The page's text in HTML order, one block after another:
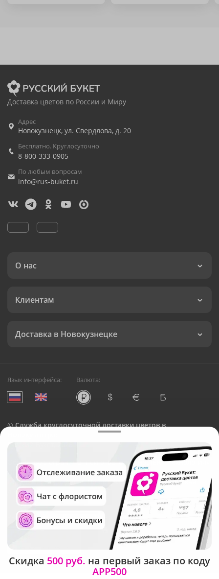
Доставка цветов по России и Миру
Адрес
Новокузнецк, ул. Свердлова, д. 20
Бесплатно. Круглосуточно
8-800-333-0905
По любым вопросам
info@rus-buket.ru
О нас
Клиентам
Доставка в Новокузнецке
Язык интерфейса: Валюта:
©Служба круглосуточной доставки цветов в
Русский Букет, 2026
Общество с ограниченной ответственностью «Технология»
ОГРН: 1195476081745, ИНН: 5410081997
Юридический адрес: г. Новосибирск, ул. Ипподромская,
д.42, оф. 3
Рейтинг Русского букета в г. Новокузнецк
Скидка 500 руб. на первый заказ по коду
APP500